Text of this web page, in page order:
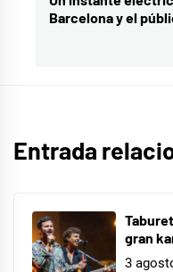
siguiente:
Barcelona y el
Entrada
gran
3